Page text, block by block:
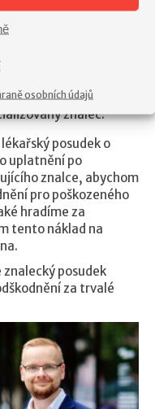
osobních údajů
společenského
ale přepočet
než bolestné, a proto
znalec.
posudek o
uplatnění po
znalce, abychom
pro poškozeného
hradíme za
tento náklad na
znalecký posudek
za trvalé